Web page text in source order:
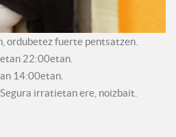
ordubetez fuerte pentsatzen.
22:00etan.
14:00etan.
irratietan ere, noizbait.